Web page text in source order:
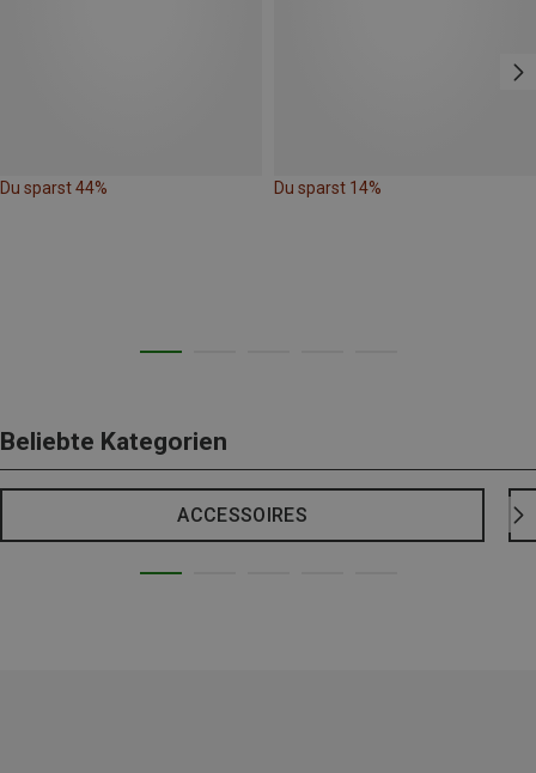
Du sparst 44% Du sparst 14%
Beliebte Kategorien
ACCESSOIRES